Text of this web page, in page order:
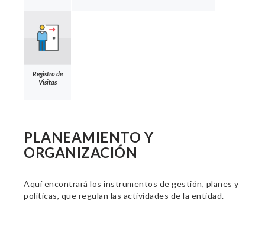
Registro de
Visitas
PLANEAMIENTO Y
ORGANIZACIÓN
Aquí encontrará los instrumentos de gestión, planes y
políticas, que regulan las actividades de la entidad.